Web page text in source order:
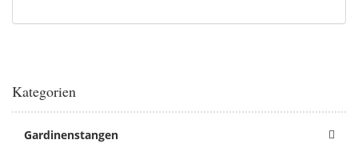
Kategorien
Gardinenstangen